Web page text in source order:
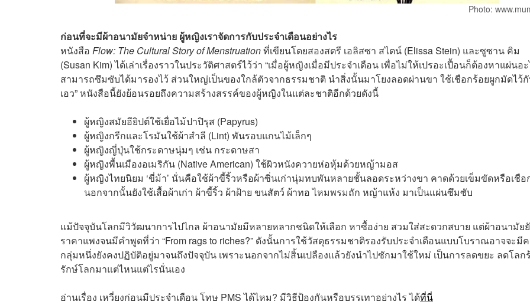
Photo:
ก่อนที่จะมีผ้าอนามัยจำหน่าย ผู้หญิงเราจัดการกับประจำเดือนอย่างไร
หนังสือ Flow: The Cultural Story of Menstruationที่เขียนโดยสองสตรี เอลิสซา สไตน์ (Elissa Stein) และซูซาน คิม
(Susan Kim) ได้เล่าเรื่องราวในประวัติศาสตร์ไว้ว่า “เมื่อผู้หญิงเมื่อมีประจำเดือน เพื่อไม่ให้เปรอะเปื้อนก็ต้องหาแผ่นอ
สามารถซึมซับได้มารองไว้ ส่วนใหญ่เป็นของใกล้ตัวจากธรรมชาติ นำสิ่งนั้นมาโยงลอดผ่านขา ใช้เชือกร้อยผูกมัดไว้
เอว” หนังสือนี้ยังย้อนรอยถึงความสร้างสรรค์ของผู้หญิงในแต่ละชาติอีกด้วยดังนี้
ผู้หญิงสมัยอียิปต์ใช้เยื่อไม้ปาปิรุส (Papyrus)
ผู้หญิงกรีกและโรมันใช้ผ้าสำลี (Lint) พันรอบแกนไม้เล็กๆ
ผู้หญิงญี่ปุ่นใช้กระดาษนุ่มๆ เช่น กระดาษสา
ผู้หญิงพื้นเมืองอเมริกัน (Native American) ใช้ผิวหนังควายห่อหุ้มด้วยหญ้ามอส
ผู้หญิงไทยนิยม ‘ขี่ม้า’ นั่นคือใช้ผ้าขี้ริ้วหรือผ้าซิ่นเก่านุ่มทบพันหลายชั้นลอดระหว่างขา คาดด้วยเข็มขัดหรือเชือ
นอกจากนั้นยังใช้เสื้อผ้าเก่า ผ้าขี้ริ้ว ผ้าฝ้าย ขนสัตว์ ผ้าทอ ไหมพรมถัก หญ้าแห้ง มาเป็นแผ่นซึมซับ
แม้ปัจจุบันโลกมีวิวัฒนาการไปไกล ผ้าอนามัยมีหลายหลากชนิดให้เลือก หาซื้อง่าย สวมใส่สะดวกสบาย แต่ผ้าอนามัย
ราคาแพงจนมีคำพูดที่ว่า “From rags to riches?” ดังนั้นการใช้วัสดุธรรมชาติรองรับประจำเดือนแบบโบราณอาจจะมี
กลุ่มหนึ่งยังคงปฏิบัติอยู่มาจนถึงปัจจุบัน เพราะนอกจากไม่สิ้นเปลืองแล้วยังนำไปซักมาใช้ใหม่ เป็นการลดขยะ ลดโลก
รักษ์โลกมาแต่ไหนแต่ไรนั่นเอง
อ่านเรื่อง เหวี่ยงก่อนมีประจำเดือน โทษ PMS ได้ไหม? มีวิธีป้องกันหรือบรรเทาอย่างไร ได้ที่นี่